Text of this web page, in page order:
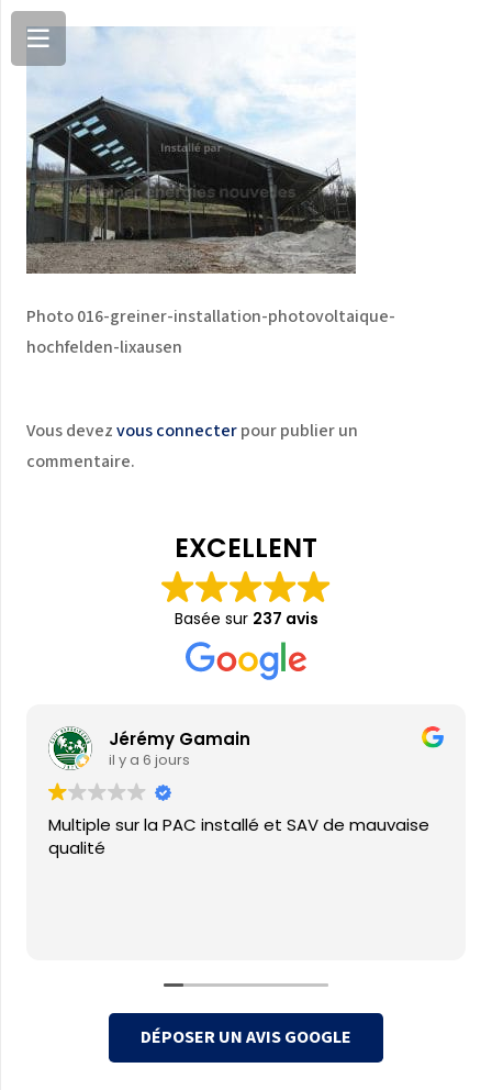
Photo 016-greiner-installation-photovoltaique-
hochfelden-lixausen
Vous devezvous connecterpour publier un
commentaire.
EXCELLENT
Basée sur 237 avis
Jérémy Gamain
il y a 6 jours
Multiple sur la PAC installé et SAV de mauvaise
qualité
DÉPOSER UN AVIS GOOGLE